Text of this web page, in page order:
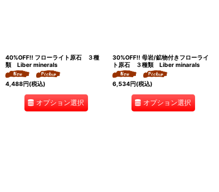
40%OFF!! フローライト原石 ３種
類 Liber minerals
4,488円(税込)
オプション選択
30%OFF!! 母岩/鉱物付きフローライ
ト原石 ３種類 Liber minarals
6,534円(税込)
オプション選択